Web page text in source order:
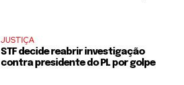
JUSTIÇA
STF decide reabrir investigação
contra presidente do PL por golpe